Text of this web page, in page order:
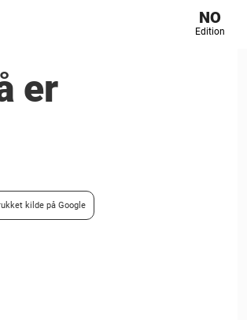
NO
Edition
er
kilde på Google